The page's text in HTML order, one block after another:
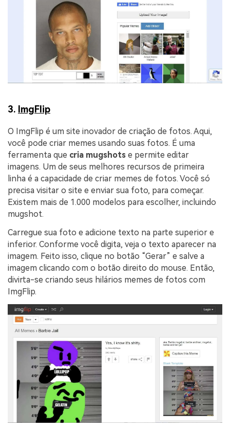
3. ImgFlip
O ImgFlip é um site inovador de criação de fotos. Aqui,
você pode criar memes usando suas fotos. É uma
ferramenta que cria mugshots e permite editar
imagens. Um de seus melhores recursos de primeira
linha é a capacidade de criar memes de fotos. Você só
precisa visitar o site e enviar sua foto, para começar.
Existem mais de 1.000 modelos para escolher, incluindo
mugshot.
Carregue sua foto e adicione texto na parte superior e
inferior. Conforme você digita, veja o texto aparecer na
imagem. Feito isso, clique no botão “Gerar” e salve a
imagem clicando com o botão direito do mouse. Então,
divirta-se criando seus hilários memes de fotos com
ImgFlip.